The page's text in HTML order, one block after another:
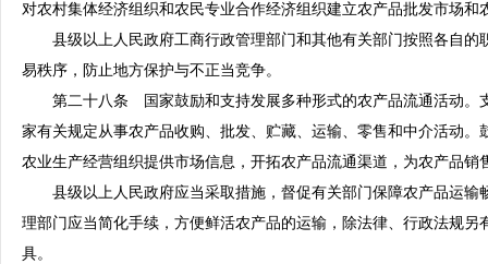
对农村集体经济组织和农民专业合作经济组织建立农产品批发市场和
县级以上人民政府工商行政管理部门和其他有关部门按照各自的
易秩序，防止地方保护与不正当竞争。
第二十八条 国家鼓励和支持发展多种形式的农产品流通活动。
家有关规定从事农产品收购、批发、贮藏、运输、零售和中介活动
农业生产经营组织提供市场信息，开拓农产品流通渠道，为农产品销
县级以上人民政府应当采取措施，督促有关部门保障农产品运输
理部门应当简化手续，方便鲜活农产品的运输，除法律、行政法规
具。